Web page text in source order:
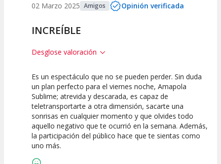
02 Marzo 2025 Amigos Opinión verificada
INCREÍBLE
Desglose valoración
10
Calidad del
Espectáculo
10
Puesta en
Escena
10
Interpretación
artística
Es un espectáculo que no se pueden perder. Sin duda
un plan perfecto para el viernes noche, Amapola
Sublime; atrevida y descarada, es capaz de
teletransportarte a otra dimensión, sacarte una
sonrisas en cualquier momento y que olvides todo
aquello negativo que te ocurrió en la semana. Además,
la participación del público hace que te sientas como
uno más.